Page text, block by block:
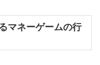
マネーゲームの行